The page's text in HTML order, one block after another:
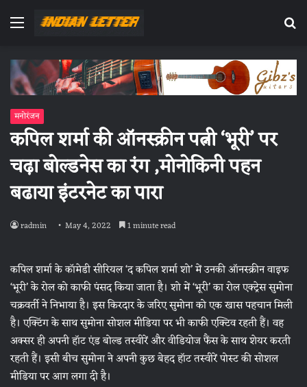
Menu
मनोरंजन
कपिल शर्मा की ऑनस्क्रीन पत्नी ‘भूरी’ पर
चढ़ा बोल्डनेस का रंग ,मोनोकिनी पहन
बढाया इंटरनेट का पारा
radmin May 4, 2022 1 minute read
कपिल शर्मा के कॉमेडी सीरियल ‘द कपिल शर्मा शो’ में उनकी ऑनस्क्रीन वाइफ
‘भूरी’ के रोल को काफी पंसद किया जाता है। शो में ‘भूरी’ का रोल एक्ट्रेस सुमोना
चक्रवर्ती ने निभाया है। इस किरदार के जरिए सुमोना को एक खास पहचान मिली
है। एक्टिंग के साथ सुमोना सोशल मीडिया पर भी काफी एक्टिव रहती हैं। वह
अक्सर ही अपनी हॉट एंड बोल्ड तस्वीरें और वीडियोज फैंस के साथ शेयर करती
रहती हैं। इसी बीच सुमोना ने अपनी कुछ बेहद हॉट तस्वीरें पोस्ट की सोशल
मीडिया पर आग लगा दी है।